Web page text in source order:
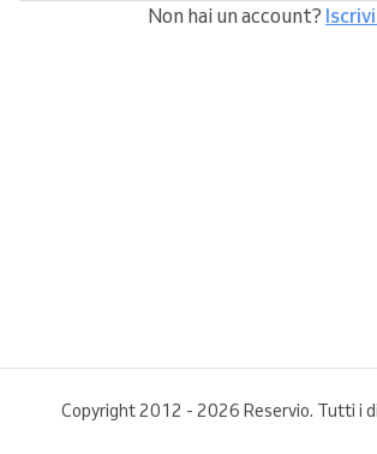
Non hai un account?
Copyright 2012 - 2026 Reservio. Tutti i